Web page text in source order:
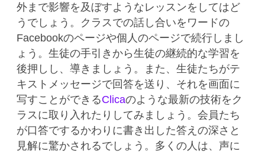
外まで影響を及ぼすようなレッスンをしてはど
うでしょう。クラスでの話し合いをワードの
Facebookのページや個人のページで続行しまし
ょう。生徒の手引きから生徒の継続的な学習を
後押しし、導きましょう。また、生徒たちがテ
キストメッセージで回答を送り、それを画面に
写すことができるClicaのような最新の技術をク
ラスに取り入れたりしてみましょう。会員たち
が口答でするかわりに書き出した答えの深さと
見解に驚かされるでしょう。多くの人は、声に